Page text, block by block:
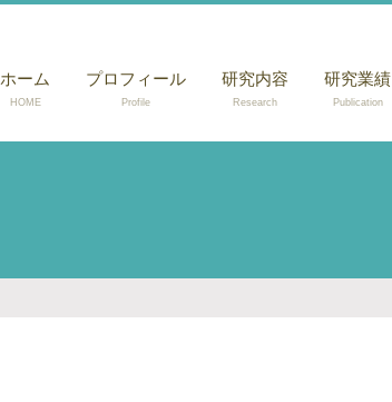
ホーム
HOME
プロフィール
Profile
研究内容
Research
研究業績
Publication